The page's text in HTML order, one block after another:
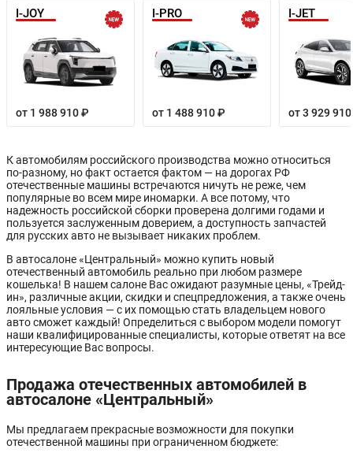
I-JOY
от 1 988 910 ₽
I-PRO
от 1 488 910 ₽
I-JET
от 3 929
К автомобилям российского производства можно относиться
по-разному, но факт остается фактом — на дорогах РФ
отечественные машины встречаются ничуть не реже, чем
популярные во всем мире иномарки. А все потому, что
надежность российской сборки проверена долгими годами и
пользуется заслуженным доверием, а доступность запчастей
для русских авто не вызывает никаких проблем.
В автосалоне «Центральный» можно купить новый
отечественный автомобиль реально при любом размере
кошелька! В нашем салоне Вас ожидают разумные цены, «Трейд-
ин», различные акции, скидки и спецпредложения, а также очень
лояльные условия — с их помощью стать владельцем нового
авто сможет каждый! Определиться с выбором модели помогут
наши квалифицированные специалисты, которые ответят на все
интересующие Вас вопросы.
Продажа отечественных автомобилей в
автосалоне «Центральный»
Мы предлагаем прекрасные возможности для покупки
отечественной машины при ограниченном бюджете: